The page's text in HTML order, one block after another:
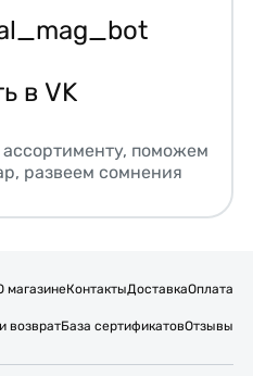
в VK
поможем
развеем сомнения
магазинеКонтактыДоставкаОплата
возвратБаза сертификатовОтзывы